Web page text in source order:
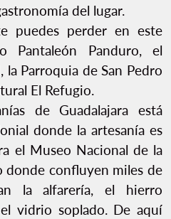
del lugar.
puedes perder en este
Pantaleón Panduro, el
la Parroquia de San Pedro
El Refugio.
de Guadalajara está
donde la artesanía es
el Museo Nacional de la
donde confluyen miles de
la alfarería, el hierro
vidrio soplado. De aquí